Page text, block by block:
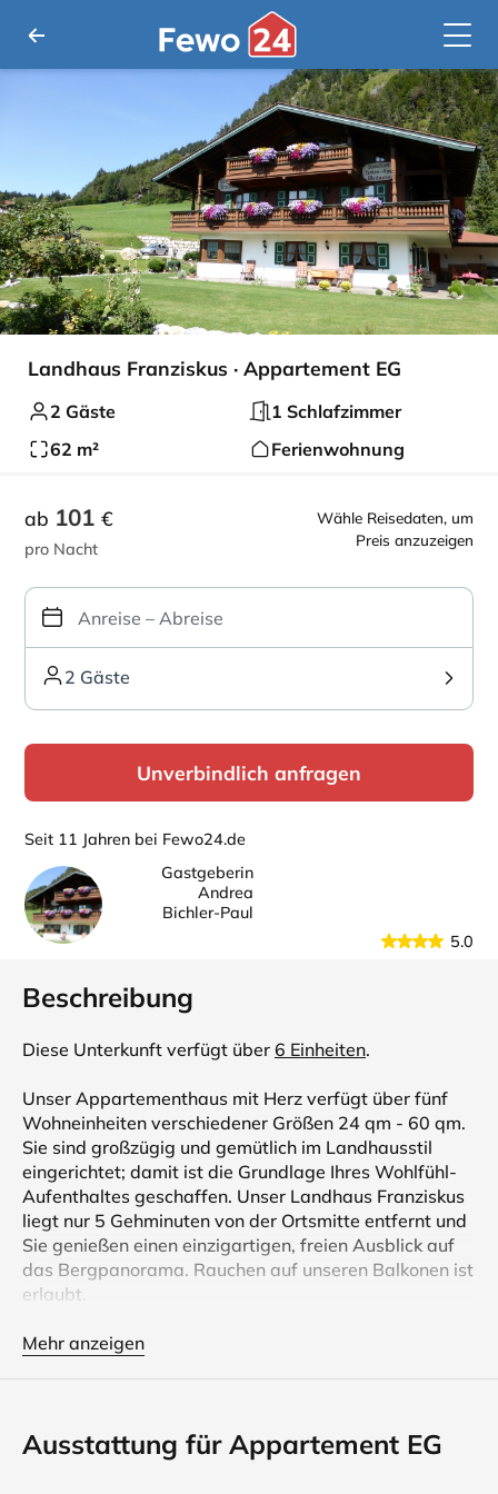
Landhaus Franziskus · Appartement EG
2 Gäste
1 Schlafzimmer
62 m²
Ferienwohnung
Wähle Reisedaten, um
Preis anzuzeigen
ab 101 €
pro Nacht
2 Gäste
Unverbindlich anfragen
Seit 11 Jahren bei Fewo24.de
Gastgeberin
Andrea
Bichler-Paul
5.0
Beschreibung
Diese Unterkunft verfügt über 6 Einheiten.
Unser Appartementhaus mit Herz verfügt über fünf
Wohneinheiten verschiedener Größen 24 qm - 60 qm.
Sie sind großzügig und gemütlich im Landhausstil
eingerichtet; damit ist die Grundlage Ihres Wohlfühl-
Aufenthaltes geschaffen. Unser Landhaus Franziskus
liegt nur 5 Gehminuten von der Ortsmitte entfernt und
Sie genießen einen einzigartigen, freien Ausblick auf
das Bergpanorama. Rauchen auf unseren Balkonen ist
erlaubt.
Unser Wellnessbereich bietet Ihnen Sauna,
und vorort zubuchbar im Sommer 14,00 €/Person/Tag.
Wir sind Partnerbetrieb der Reit im Winkl
Mehr anzeigen
Ausstattung für Appartement EG